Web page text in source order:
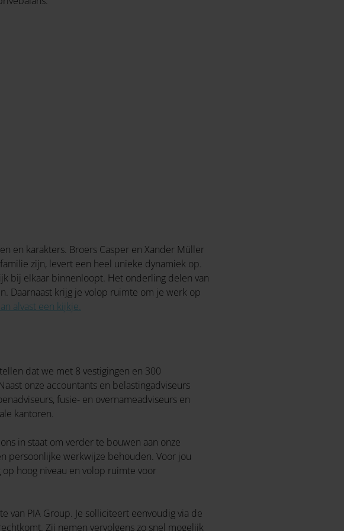
en karakters. Broers Casper en Xander Müller
zijn, levert een heel unieke dynamiek op.
bij elkaar binnenloopt. Het onderling delen van
Daarnaast krijg je volop ruimte om je werk op
alvast een kijkje.
dat we met 8 vestigingen en 300
onze accountants en belastingadviseurs
fusie- en overnameadviseurs en
kantoren.
in staat om verder te bouwen aan onze
persoonlijke werkwijze behouden. Voor jou
hoog niveau en volop ruimte voor
PIA Group. Je solliciteert eenvoudig via de
Zij nemen vervolgens zo snel mogelijk